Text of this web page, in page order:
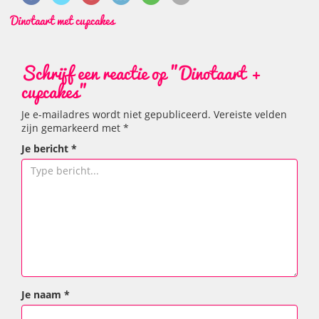
Dinotaart met cupcakes
Schrijf een reactie op "Dinotaart +
cupcakes"
Je e-mailadres wordt niet gepubliceerd. Vereiste velden
zijn gemarkeerd met *
Je bericht *
Je naam *